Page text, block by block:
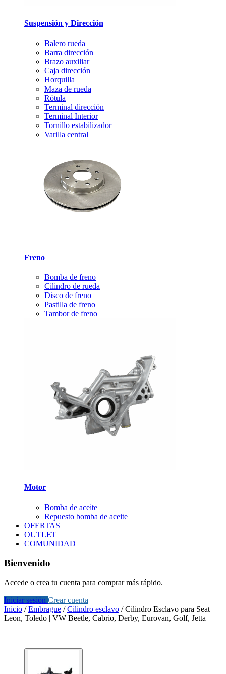
Suspensión y Dirección
Balero rueda
Barra dirección
Brazo auxiliar
Caja dirección
Horquilla
Maza de rueda
Rótula
Terminal dirección
Terminal Interior
Tornillo estabilizador
Varilla central
Freno
Bomba de freno
Cilindro de rueda
Disco de freno
Pastilla de freno
Tambor de freno
Motor
Bomba de aceite
Repuesto bomba de aceite
OFERTAS
OUTLET
COMUNIDAD
Bienvenido
Accede o crea tu cuenta para comprar más rápido.
Iniciar sesión Crear cuenta
Inicio /Embrague /Cilindro esclavo /Cilindro Esclavo para Seat
Leon, Toledo | VW Beetle, Cabrio, Derby, Eurovan, Golf, Jetta